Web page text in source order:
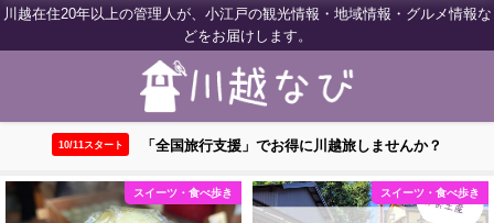
川越在住20年以上の管理人が、小江戸の観光情報・地域情報・グルメ情報な
どをお届けします。
10/11スタート 「全国旅行支援」でお得に川越旅しませんか？
スイーツ・食べ歩き 川越ウェブログ